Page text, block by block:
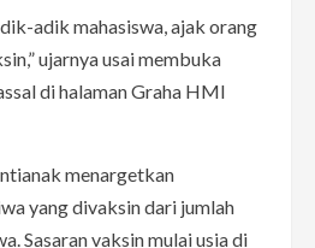
adik mahasiswa, ajak orang
ujarnya usai membuka
di halaman Graha HMI
menargetkan
yang divaksin dari jumlah
Sasaran vaksin mulai usia di